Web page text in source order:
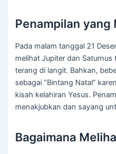
Penampilan yang
Pada malam tanggal 21
melihat Jupiter dan
terang di langit. Bahkan,
sebagai “Bintang Natal”
kisah kelahiran Yesus.
menakjubkan dan sayang
Bagaimana